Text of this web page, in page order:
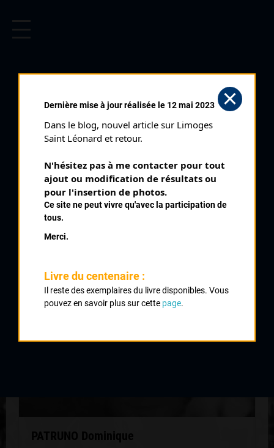
PALMARÈS
1995 , US Plounargoua
5 Chéronnac
QUELQUES COUREURS DE LA
MÊME GÉNÉRATION
PATRUNO Dominique
Dernière mise à jour réalisée le 12 mai 2023
Dans le blog, nouvel article sur Limoges
Saint Léonard et retour.
N'hésitez pas à me contacter pour tout
ajout ou modification de résultats ou
pour l'insertion de photos.
Ce site ne peut vivre qu'avec la participation de
tous.
Merci.
Livre du centenaire :
Il reste des exemplaires du livre disponibles. Vous
pouvez en savoir plus sur cette page.